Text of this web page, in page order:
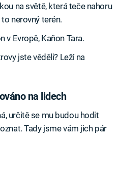
na světě, která teče nahoru
nerovný terén.
v Evropě, Kaňon Tara.
jste věděli? Leží na
na lidech
určitě se mu budou hodit
Tady jsme vám jich pár